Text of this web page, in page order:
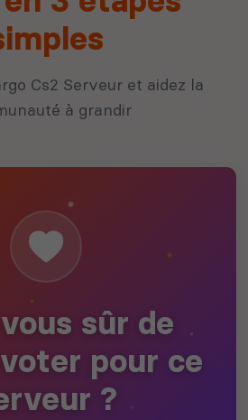
Cs2 Serveur et aidez la
à grandir
sûr de
pour ce
?